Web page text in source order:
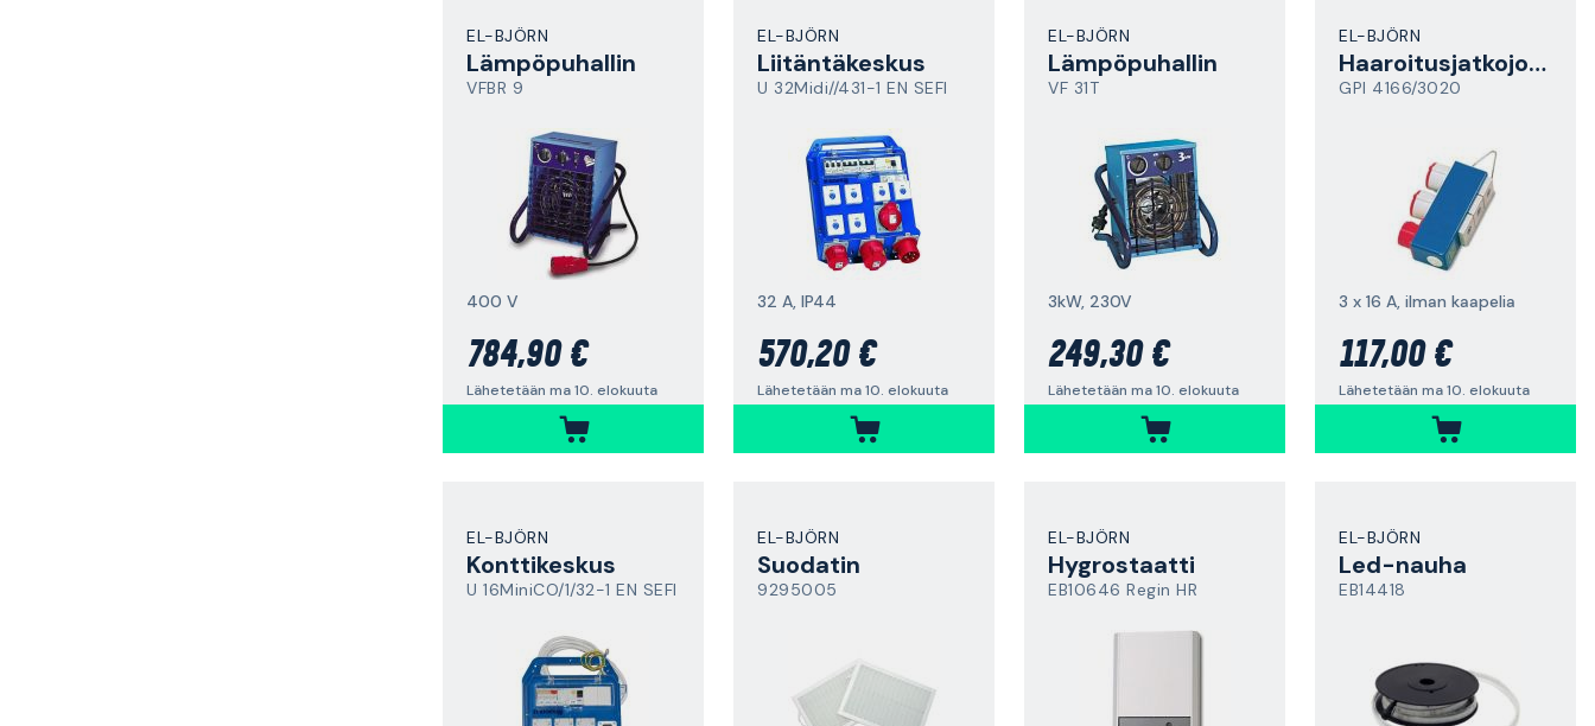
EL-BJÖRN
Lämpöpuhallin
VFBR 9
400 V
784,90 €
Lähetetään ma 10. elokuuta
EL-BJÖRN
Liitäntäkeskus
U 32Midi//431-1 EN SEFI
32 A, IP44
570,20 €
Lähetetään ma 10. elokuuta
EL-BJÖRN
Lämpöpuhallin
VF 31T
3kW, 230V
249,30 €
Lähetetään ma 10. elokuuta
EL-BJÖRN
Haaroitusjatkojohto
GPI 4166/3020
3 x 16 A, ilman kaapelia
117,00 €
Lähetetään ma 10. elokuuta
EL-BJÖRN
Konttikeskus
U 16MiniCO/1/32-1 EN SEFI
EL-BJÖRN
Suodatin
9295005
EL-BJÖRN
Hygrostaatti
EB10646 Regin HR
EL-BJÖRN
Led-nauha
EB14418